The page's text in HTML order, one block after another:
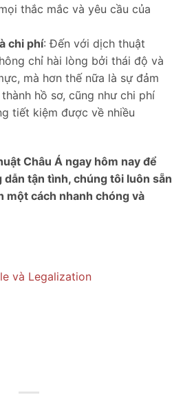
thắc mắc và yêu cầu của
chi phí: Đến với dịch thuật
chỉ hài lòng bởi thái độ và
mà hơn thế nữa là sự đảm
hồ sơ, cũng như chi phí
tiết kiệm được về nhiều
Châu Á ngay hôm nay để
tận tình, chúng tôi luôn sẵn
một cách nhanh chóng và
và Legalization